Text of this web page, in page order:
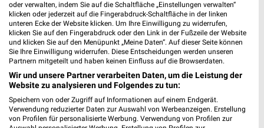
KiK Albersdorf
Friedrichstr. 1-3
25767 Albersdorf
Heute 09:00 - 19:00 Uhr | Geöffnet
327,93 km • Angebote: 1 Prospekt
Ernsting's family Kellinghusen
oder verwalten, indem Sie auf die Schaltfläche „Einstellungen verwalten“
klicken oder jederzeit auf die Fingerabdruck-Schaltfläche in der linken
unteren Ecke der Website klicken. Um Ihre Einwilligung zu widerrufen,
klicken Sie auf den Fingerabdruck oder den Link in der Fußzeile der Website
und klicken Sie auf den Menüpunkt „Meine Daten“. Auf dieser Seite können
Sie Ihre Einwilligung widerrufen. Diese Entscheidungen werden unseren
Partnern mitgeteilt und haben keinen Einfluss auf die Browserdaten.
Wir und unsere Partner verarbeiten Daten, um die Leistung der
Website zu analysieren und Folgendes zu tun:
Speichern von oder Zugriff auf Informationen auf einem Endgerät.
Verwendung reduzierter Daten zur Auswahl von Werbeanzeigen. Erstellung
von Profilen für personalisierte Werbung. Verwendung von Profilen zur